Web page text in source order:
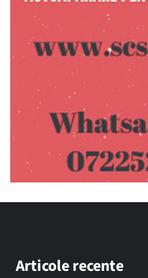
Articole recente